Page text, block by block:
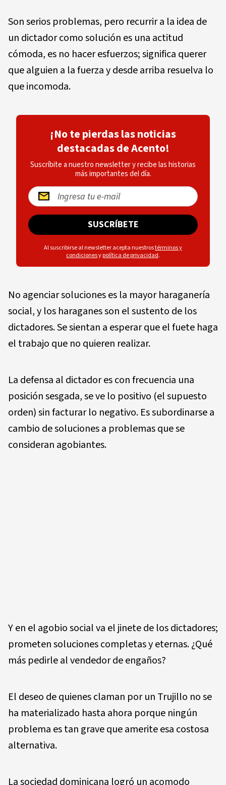
Son serios problemas, pero recurrir a la idea de
un dictador como solución es una actitud
cómoda, es no hacer esfuerzos; significa querer
que alguien a la fuerza y desde arriba resuelva lo
que incomoda.
¡No te pierdas las noticias
destacadas de Acento!
Suscríbite a nuestro newsletter y recibe las historias
más importantes del día.
SUSCRÍBETE
Al suscribirse al newsletter acepta nuestrostérminos y
condicionesypolítica de privacidad.
No agenciar soluciones es la mayor haraganería
social, y los haraganes son el sustento de los
dictadores. Se sientan a esperar que el fuete haga
el trabajo que no quieren realizar.
La defensa al dictador es con frecuencia una
posición sesgada, se ve lo positivo (el supuesto
orden) sin facturar lo negativo. Es subordinarse a
cambio de soluciones a problemas que se
consideran agobiantes.
Y en el agobio social va el jinete de los dictadores;
prometen soluciones completas y eternas. ¿Qué
más pedirle al vendedor de engaños?
El deseo de quienes claman por un Trujillo no se
ha materializado hasta ahora porque ningún
problema es tan grave que amerite esa costosa
alternativa.
La sociedad dominicana logró un acomodo